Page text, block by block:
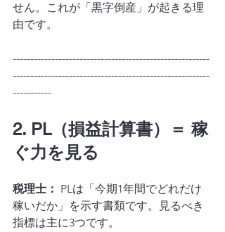
せん。これが「黒字倒産」が起きる理
由です。
--------------------------------------------------------
--------------------------------------------------------
-----------
2. PL（損益計算書）＝ 稼
ぐ力を見る
税理士： PLは「今期1年間でどれだけ
稼いだか」を示す書類です。見るべき
指標は主に3つです。